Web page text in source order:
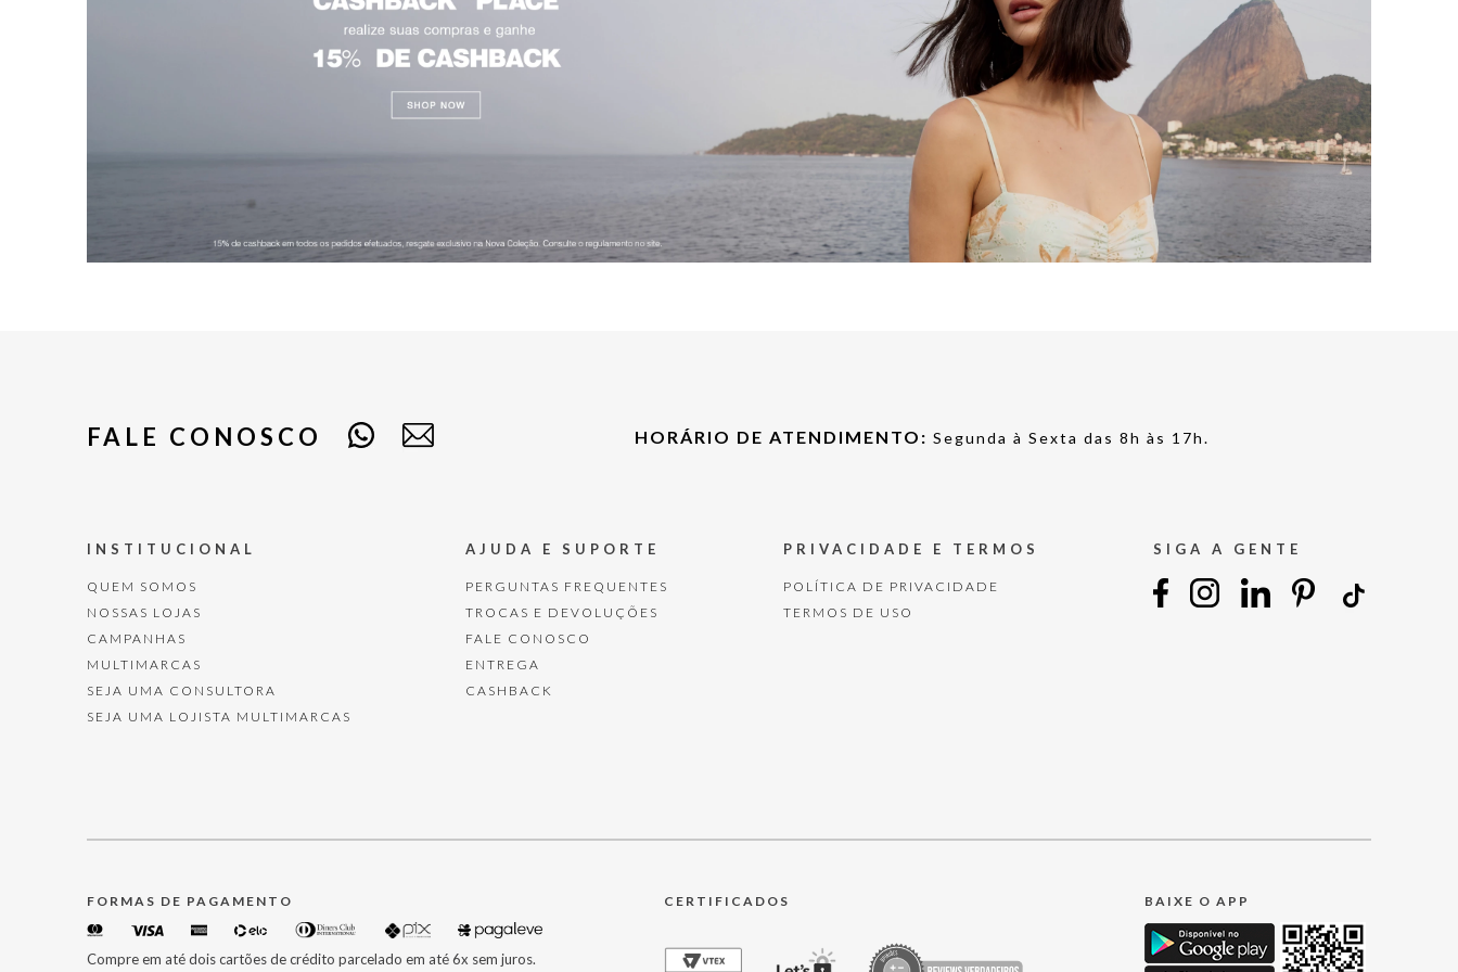
FALE CONOSCO HORÁRIO DE ATENDIMENTO: Segunda à Sexta das 8h às 17h.
INSTITUCIONAL
QUEM SOMOS
NOSSAS LOJAS
CAMPANHAS
MULTIMARCAS
SEJA UMA CONSULTORA
SEJA UMA LOJISTA MULTIMARCAS
AJUDA E SUPORTE
PERGUNTAS FREQUENTES
TROCAS E DEVOLUÇÕES
FALE CONOSCO
ENTREGA
CASHBACK
PRIVACIDADE E TERMOS
POLÍTICA DE PRIVACIDADE
TERMOS DE USO
SIGA A GENTE
FORMAS DE PAGAMENTO
Compre em até dois cartões de crédito parcelado em até 6x sem juros.
CERTIFICADOS BAIXE O APP